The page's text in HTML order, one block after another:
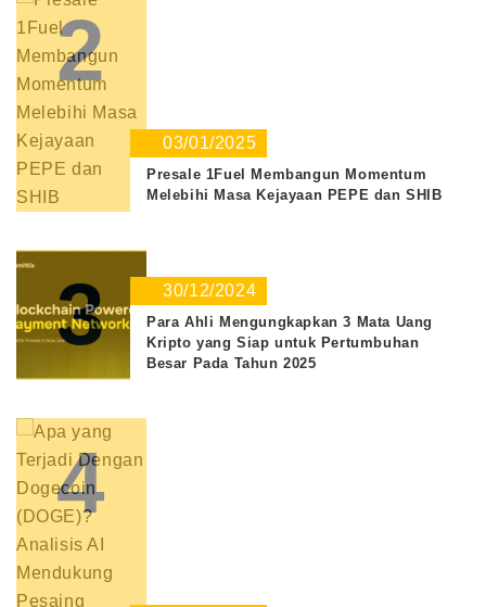
2
03/01/2025
Presale 1Fuel Membangun Momentum
Melebihi Masa Kejayaan PEPE dan SHIB
3 30/12/2024
Para Ahli Mengungkapkan 3 Mata Uang
Kripto yang Siap untuk Pertumbuhan
Besar Pada Tahun 2025
4